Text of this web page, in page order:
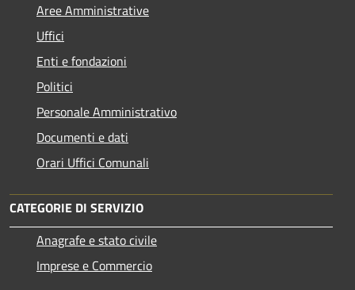
Aree Amministrative
Uffici
Enti e fondazioni
Politici
Personale Amministrativo
Documenti e dati
Orari Uffici Comunali
CATEGORIE DI SERVIZIO
Anagrafe e stato civile
Imprese e Commercio